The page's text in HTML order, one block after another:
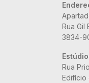
Rua Gil
3834-
Rua
Edifício